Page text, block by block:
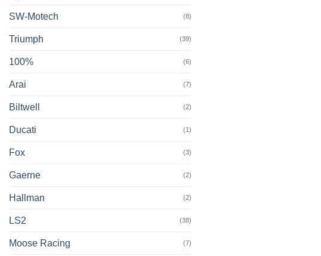
SW-Motech (8)
Triumph (39)
100% (6)
Arai (7)
Biltwell (2)
Ducati (1)
Fox (3)
Gaerne (2)
Hallman (2)
LS2 (38)
Moose Racing (7)